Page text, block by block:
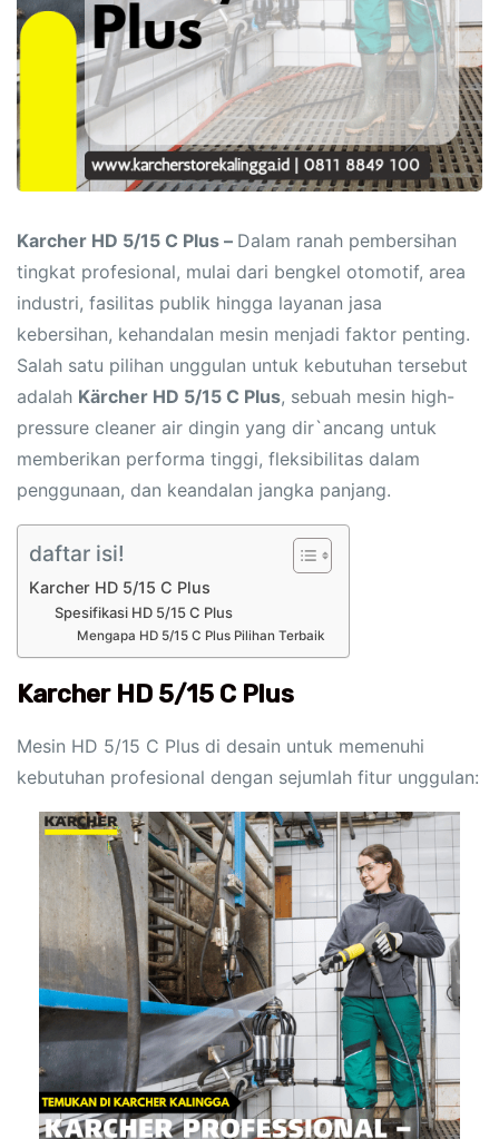
Karcher HD 5/15 C Plus – Dalam ranah pembersihan
tingkat profesional, mulai dari bengkel otomotif, area
industri, fasilitas publik hingga layanan jasa
kebersihan, kehandalan mesin menjadi faktor penting.
Salah satu pilihan unggulan untuk kebutuhan tersebut
adalah Kärcher HD 5/15 C Plus, sebuah mesin high-
pressure cleaner air dingin yang dir`ancang untuk
memberikan performa tinggi, fleksibilitas dalam
penggunaan, dan keandalan jangka panjang.
daftar isi!
Karcher HD 5/15 C Plus
Spesifikasi HD 5/15 C Plus
Mengapa HD 5/15 C Plus Pilihan Terbaik
Karcher HD 5/15 C Plus
Mesin HD 5/15 C Plus di desain untuk memenuhi
kebutuhan profesional dengan sejumlah fitur unggulan: